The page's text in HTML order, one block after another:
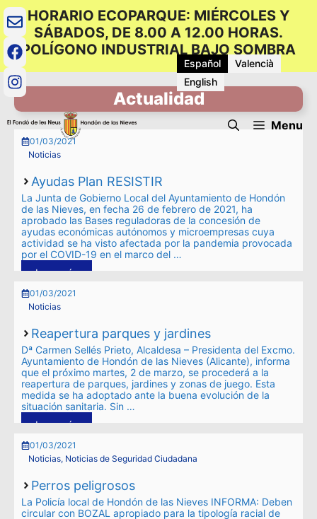
Saltar
contenido
Español
Valencià
English
Menu
HORARIO ECOPARQUE: MIÉRCOLES Y
SÁBADOS, DE 8.00 A 12.00 HORAS.
POLÍGONO INDUSTRIAL BAJO SOMBRA
Actualidad
01/03/2021
Noticias
Ayudas Plan RESISTIR
La Junta de Gobierno Local del Ayuntamiento de Hondón
de las Nieves, en fecha 26 de febrero de 2021, ha
aprobado las Bases reguladoras de la concesión de
ayudas económicas autónomos y microempresas cuya
actividad se ha visto afectada por la pandemia provocada
por el COVID-19 en el marco del …
Leer más
01/03/2021
Noticias
Reapertura parques y jardines
Dª Carmen Sellés Prieto, Alcaldesa – Presidenta del Excmo.
Ayuntamiento de Hondón de las Nieves (Alicante), informa
que el próximo martes, 2 de marzo, se procederá a la
reapertura de parques, jardines y zonas de juego. Esta
medida se ha adoptado ante la buena evolución de la
situación sanitaria. Sin …
Leer más
01/03/2021
Noticias, Noticias de Seguridad Ciudadana
Perros peligrosos
La Policía local de Hondón de las Nieves INFORMA: Deben
circular con BOZAL apropiado para la tipología racial de